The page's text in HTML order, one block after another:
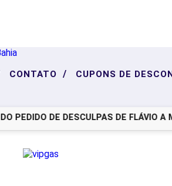
CONTATO / CUPONS DE
DE DESCULPAS DE FLÁVIO A